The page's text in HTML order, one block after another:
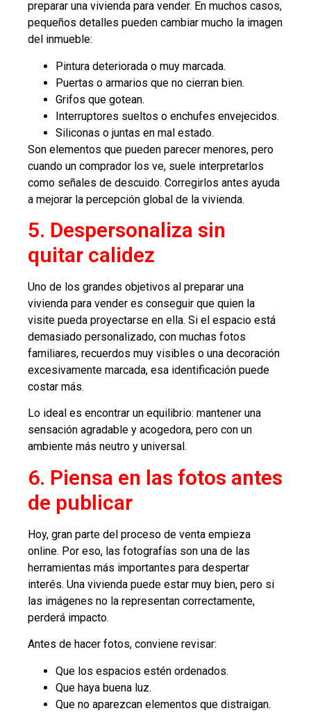
preparar una vivienda para vender. En muchos casos,
pequeños detalles pueden cambiar mucho la imagen
del inmueble:
Pintura deteriorada o muy marcada.
Puertas o armarios que no cierran bien.
Grifos que gotean.
Interruptores sueltos o enchufes envejecidos.
Siliconas o juntas en mal estado.
Son elementos que pueden parecer menores, pero
cuando un comprador los ve, suele interpretarlos
como señales de descuido. Corregirlos antes ayuda
a mejorar la percepción global de la vivienda.
5. Despersonaliza sin
quitar calidez
Uno de los grandes objetivos al preparar una
vivienda para vender es conseguir que quien la
visite pueda proyectarse en ella. Si el espacio está
demasiado personalizado, con muchas fotos
familiares, recuerdos muy visibles o una decoración
excesivamente marcada, esa identificación puede
costar más.
Lo ideal es encontrar un equilibrio: mantener una
sensación agradable y acogedora, pero con un
ambiente más neutro y universal.
6. Piensa en las fotos antes
de publicar
Hoy, gran parte del proceso de venta empieza
online. Por eso, las fotografías son una de las
herramientas más importantes para despertar
interés. Una vivienda puede estar muy bien, pero si
las imágenes no la representan correctamente,
perderá impacto.
Antes de hacer fotos, conviene revisar:
Que los espacios estén ordenados.
Que haya buena luz.
Que no aparezcan elementos que distraigan.